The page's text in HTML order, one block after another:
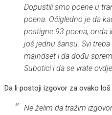
Dopustili smo poene u
poena. Očigledno je da
postigne 93 poena, onda
još jednu šansu. Svi
majndset i da dođu
Subotici i da se vrate
Da li postoji izgovor za ovako
Ne želim da tražim